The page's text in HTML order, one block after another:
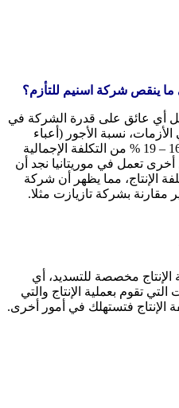
ما ينقص شركة اسنيم للتأزم؟
أي عائق على قدرة الشركة في
نسبة الأجور (أعباء
الأجور) الآن في شركة اسنيم هي 16 – 19 % من التكلفة الإجمالية
أخرى تعمل في موريتانيا نجد أن
هي 34 % من تكلفة الإنتاج، مما يظهر أن شركة
مقارنة بشركة تازيازت مثلا.
40 % من تكلفة الإنتاج مخصصة للتسديد، أي
التي تقوم بعملية الإنتاج والتي
الإنتاج فتستهلك في أمور أخرى.